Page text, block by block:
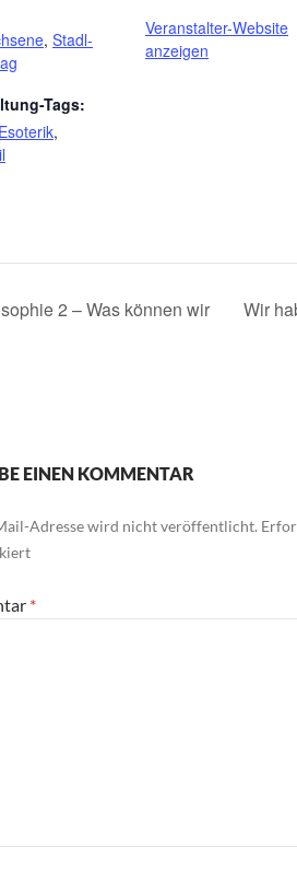
, Stadl-
Tags:
Esoterik,
Veranstalter-Website
anzeigen
2 – Was können wir
Wir
EINEN KOMMENTAR
Adresse wird nicht veröffentlicht.
*